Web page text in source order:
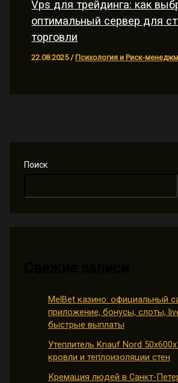
Поиск
MelBet казино: официальный
приложение, бонусы, слоты,
быстрые выплаты
Утеплитель Knauf Nord
кровли и теплоизоляции стен
Кремация людей в Санкт-
Vps для трейдинга: как
оптимальный сервер для
торговли
22.08.2025/ Психология и Риск-